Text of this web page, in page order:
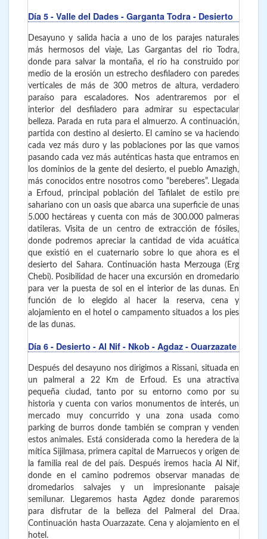
Día 5 - Valle del Dades - Garganta Todra - Desierto
Desayuno y salida hacia a uno de los parajes naturales
más hermosos del viaje, Las Gargantas del rio Todra,
donde para salvar la montaña, el rio ha construido por
medio de la erosión un estrecho desfiladero con paredes
verticales de más de 300 metros de altura, verdadero
paraíso para escaladores. Nos adentraremos por el
interior del desfiladero para admirar su espectacular
belleza. Parada en ruta para el almuerzo. A continuación,
partida con destino al desierto. El camino se va haciendo
cada vez más duro y las poblaciones por las que vamos
pasando cada vez más auténticas hasta que entramos en
los dominios de la gente del desierto, el pueblo Amazigh,
más conocidos entre nosotros como “bereberes”. Llegada
a Erfoud, principal población del Tafilalet de estilo pre
sahariano con un oasis que abarca una superficie de unas
5.000 hectáreas y cuenta con más de 300.000 palmeras
datileras. Visita de un centro de extracción de fósiles,
donde podremos apreciar la cantidad de vida acuática
que existió en el cuaternario sobre lo que ahora es el
desierto del Sahara. Continuación hasta Merzouga (Erg
Chebi). Posibilidad de hacer una excursión en dromedario
para ver la puesta de sol en el interior de las dunas. En
función de lo elegido al hacer la reserva, cena y
alojamiento en el hotel o campamento situados a los pies
de las dunas.
Día 6 - Desierto - Al Nif - Nkob - Agdaz - Ouarzazate
Después del desayuno nos dirigimos a Rissani, situada en
un palmeral a 22 Km de Erfoud. Es una atractiva
pequeña ciudad, tanto por su entorno como por su
historia y cuenta con varios monumentos de interés, un
mercado muy concurrido y una zona usada como
parking de burros donde también se compran y venden
estos animales. Está considerada como la heredera de la
mítica Sijilmasa, primera capital de Marruecos y origen de
la familia real de del país. Después iremos hacia Al Nif,
donde en el camino podremos observar manadas de
dromedarios salvajes y un impresionante paisaje
semilunar. Llegaremos hasta Agdez donde pararemos
para disfrutar de la belleza del Palmeral del Draa.
Continuación hasta Ouarzazate. Cena y alojamiento en el
hotel.